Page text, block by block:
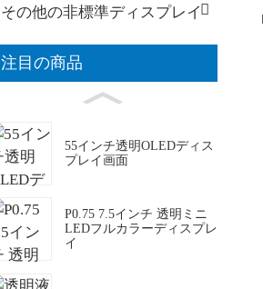
その他の非標準ディスプレイ
注目の商品
55インチ透明OLEDディス
プレイ画面
P0.75 7.5インチ 透明ミニ
LEDフルカラーディスプレ
イ